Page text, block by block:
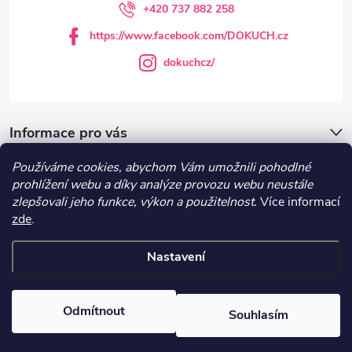
Používáme cookies, abychom Vám umožnili pohodlné
prohlížení webu a díky analýze provozu webu neustále
zlepšovali jeho funkce, výkon a použitelnost. Více informací
zde.
Nastavení
Odmítnout Souhlasím
Informace pro vás
DOKUCH.cz
+420 737 882 258
https://www.facebook.com/DOKUCH.cz
dokuchcz/
Recepty
cookies